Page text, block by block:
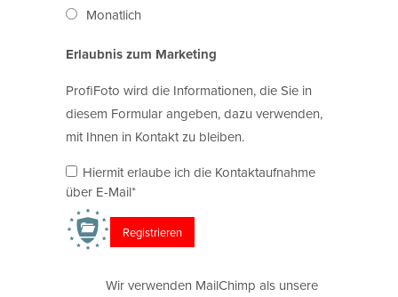
Monatlich
Erlaubnis zum Marketing
ProfiFoto wird die Informationen, die Sie in
diesem Formular angeben, dazu verwenden,
mit Ihnen in Kontakt zu bleiben.
Hiermit erlaube ich die Kontaktaufnahme
über E-Mail*
Wir verwenden MailChimp als unsere